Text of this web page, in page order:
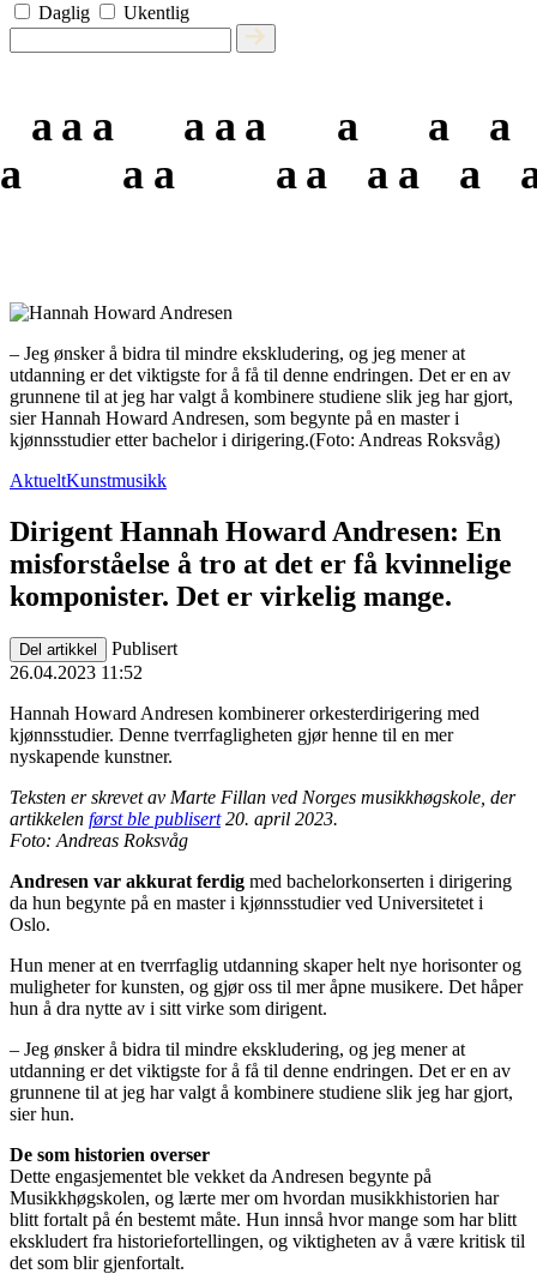
Daglig
Ukentlig
a
a
– Jeg ønsker å bidra til mindre ekskludering, og jeg mener at
utdanning er det viktigste for å få til denne endringen. Det er en av
grunnene til at jeg har valgt å kombinere studiene slik jeg har gjort,
sier Hannah Howard Andresen, som begynte på en master i
kjønnsstudier etter bachelor i dirigering.(Foto: Andreas Roksvåg)
AktueltKunstmusikk
Dirigent Hannah Howard Andresen: En
misforståelse å tro at det er få kvinnelige
komponister. Det er virkelig mange.
Del artikkel
Publisert
26.04.2023 11:52
Hannah Howard Andresen kombinerer orkesterdirigering med
kjønnsstudier. Denne tverrfagligheten gjør henne til en mer
nyskapende kunstner.
Teksten er skrevet av Marte Fillan ved Norges musikkhøgskole, der
artikkelen først ble publisert20. april 2023.
Foto: Andreas Roksvåg
Andresen var akkurat ferdig med bachelorkonserten i dirigering
da hun begynte på en master i kjønnsstudier ved Universitetet i
Oslo.
Hun mener at en tverrfaglig utdanning skaper helt nye horisonter og
muligheter for kunsten, og gjør oss til mer åpne musikere. Det håper
hun å dra nytte av i sitt virke som dirigent.
– Jeg ønsker å bidra til mindre ekskludering, og jeg mener at
utdanning er det viktigste for å få til denne endringen. Det er en av
grunnene til at jeg har valgt å kombinere studiene slik jeg har gjort,
sier hun.
De som historien overser
Dette engasjementet ble vekket da Andresen begynte på
Musikkhøgskolen, og lærte mer om hvordan musikkhistorien har
blitt fortalt på én bestemt måte. Hun innså hvor mange som har blitt
ekskludert fra historiefortellingen, og viktigheten av å være kritisk til
det som blir gjenfortalt.